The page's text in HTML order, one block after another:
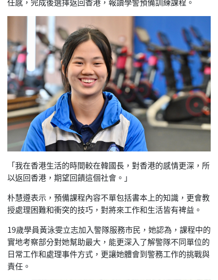
「我在香港生活的時間較在韓國長，對香港的感情更深，所
以返回香港，期望回饋這個社會。」
朴慧遵表示，預備課程內容不單包括書本上的知識，更會教
授處理困難和衝突的技巧，對將來工作和生活皆有裨益。
19歲學員黃泳雯立志加入警隊服務市民，她認為，課程中的
實地考察部分對她幫助最大，能更深入了解警隊不同單位的
日常工作和處理事件方式，更讓她體會到警務工作的挑戰與
責任。